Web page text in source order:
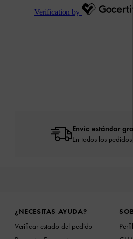
Envío estándar
En todos los pedidos
¿NECESITAS AYUDA?
Verificar estado del pedido